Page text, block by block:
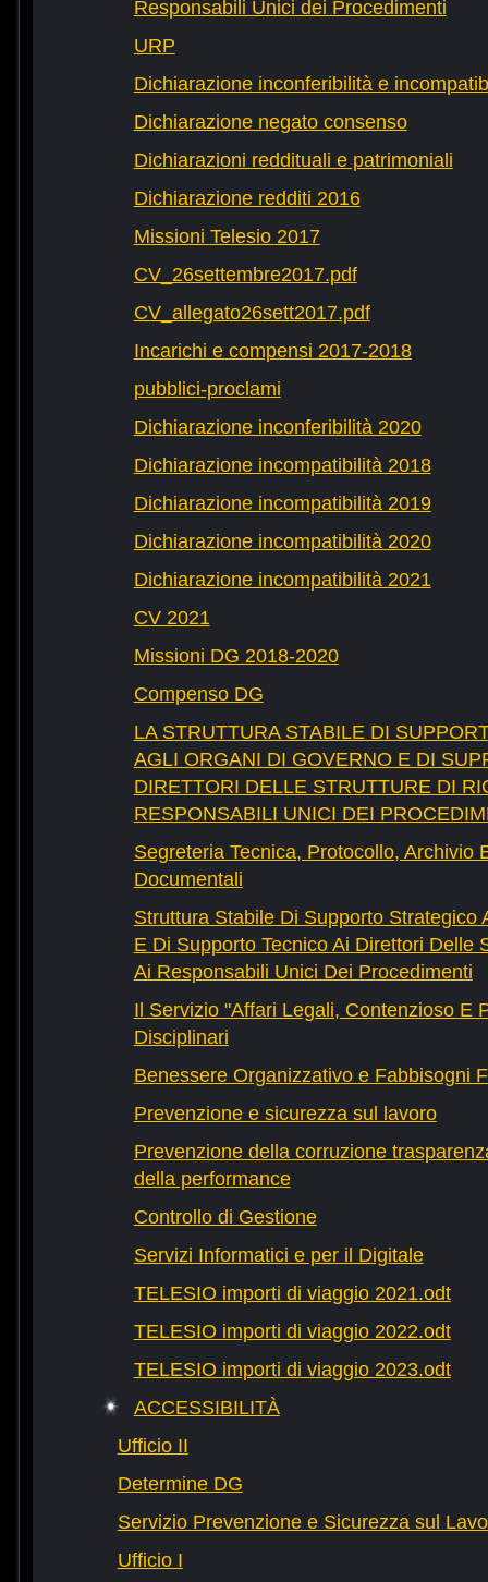
Responsabili Unici dei Procedimenti
URP
Dichiarazione inconferibilità e
Dichiarazione negato consenso
Dichiarazioni reddituali e patrimoniali
Dichiarazione redditi 2016
Missioni Telesio 2017
CV_26settembre2017.pdf
CV_allegato26sett2017.pdf
Incarichi e compensi 2017-2018
pubblici-proclami
Dichiarazione inconferibilità 2020
Dichiarazione incompatibilità 2018
Dichiarazione incompatibilità 2019
Dichiarazione incompatibilità 2020
Dichiarazione incompatibilità 2021
CV 2021
Missioni DG 2018-2020
Compenso DG
LA STRUTTURA STABILE DI
AGLI ORGANI DI GOVERNO E DI
DIRETTORI DELLE STRUTTURE DI
RESPONSABILI UNICI DEI
Segreteria Tecnica, Protocollo, Archivio
Documentali
Struttura Stabile Di Supporto Strategico
E Di Supporto Tecnico Ai Direttori Delle
Ai Responsabili Unici Dei Procedimenti
Il Servizio "Affari Legali, Contenzioso E
Disciplinari
Benessere Organizzativo e Fabbisogni
Prevenzione e sicurezza sul lavoro
Prevenzione della corruzione
della performance
Controllo di Gestione
Servizi Informatici e per il Digitale
TELESIO importi di viaggio 2021.odt
TELESIO importi di viaggio 2022.odt
TELESIO importi di viaggio 2023.odt
ACCESSIBILITÀ
Ufficio II
Determine DG
Servizio Prevenzione e Sicurezza sul
Ufficio I